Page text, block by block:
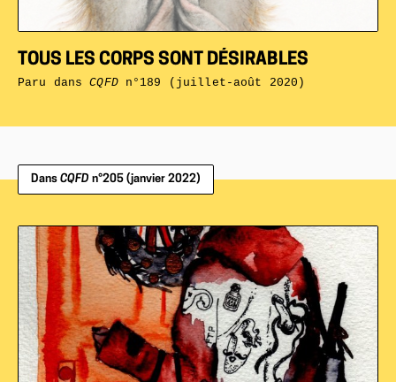
TOUS LES CORPS SONT DÉSIRABLES
Paru dansCQFDn°189 (juillet-août 2020)
Dans CQFD n°205 (janvier 2022)